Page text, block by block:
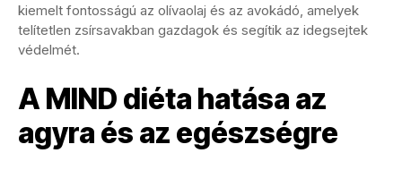
kiemelt fontosságú az olívaolaj és az avokádó, amelyek
telítetlen zsírsavakban gazdagok és segítik az idegsejtek
védelmét.
A MIND diéta hatása az
agyra és az egészségre